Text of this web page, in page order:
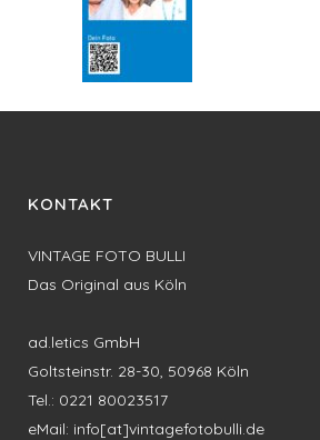
KONTAKT
VINTAGE FOTO BULLI
Das Original aus Köln
ad.letics GmbH
Goltsteinstr. 28-30, 50968 Köln
Tel.: 0221 80023517
eMail: info[at]vintagefotobulli.de